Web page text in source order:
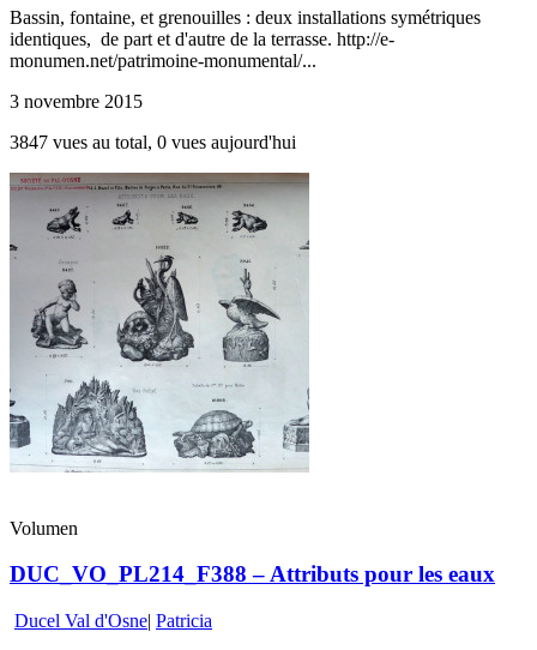
Bassin, fontaine, et grenouilles : deux installations symétriques
identiques, de part et d'autre de la terrasse. http://e-
monumen.net/patrimoine-monumental/...
3 novembre 2015
3847 vues au total, 0 vues aujourd'hui
Volumen
DUC_VO_PL214_F388 – Attributs pour les eaux
Ducel Val d'Osne| Patricia